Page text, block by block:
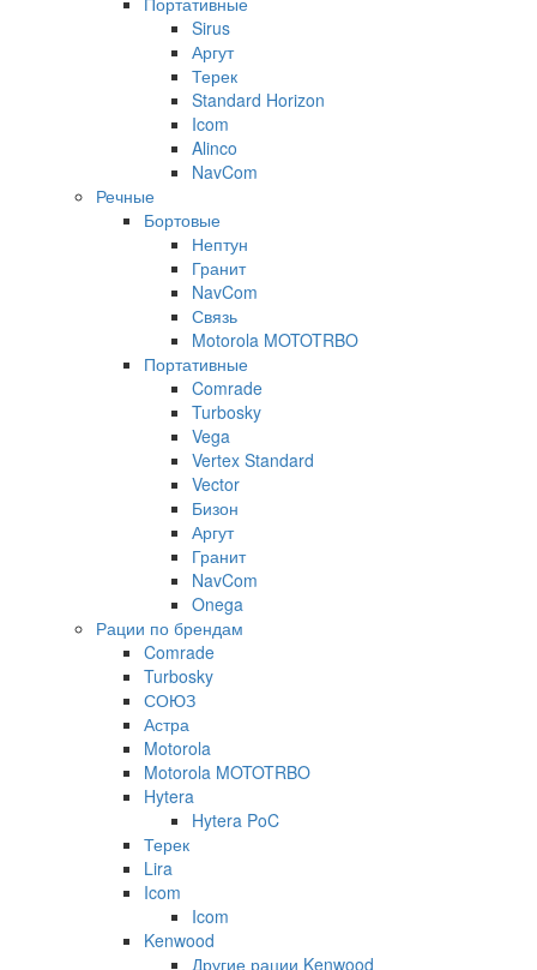
Sirus
Аргут
Терек
Standard Horizon
Icom
Alinco
NavCom
Речные
Бортовые
Нептун
Гранит
NavCom
Связь
Motorola MOTOTRBO
Портативные
Comrade
Turbosky
Vega
Vertex Standard
Vector
Бизон
Аргут
Гранит
NavCom
Onega
Рации по брендам
Comrade
Turbosky
СОЮЗ
Астра
Motorola
Motorola MOTOTRBO
Hytera
Hytera PoC
Терек
Lira
Icom
Icom
Kenwood
Другие рации Kenwood